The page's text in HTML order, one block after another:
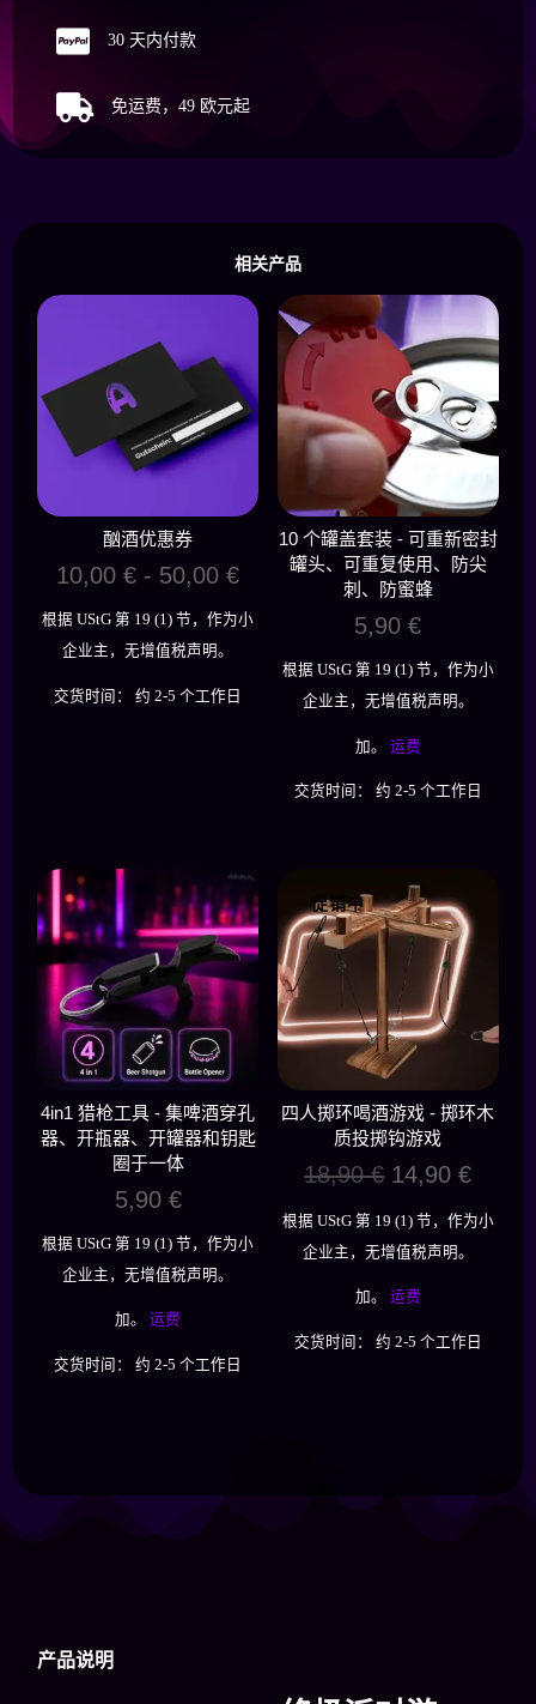
tower
数 30 天内付款
 免运费，49 欧元起
相关产品
酗酒优惠券
10,00€ - 50,00€
根据 UStG 第 19 (1) 节，作为小
企业主，无增值税声明。
交货时间：约 2-5 个工作日
10 个罐盖套装 - 可重新密封
罐头、可重复使用、防尖
刺、防蜜蜂
5,90€
根据 UStG 第 19 (1) 节，作为小
企业主，无增值税声明。
加。 运费
交货时间： 约 2-5 个工作日
4in1 猎枪工具 - 集啤酒穿孔
器、开瓶器、开罐器和钥匙
圈于一体
5,90 €
根据 UStG 第 19 (1) 节，作为小
企业主，无增值税声明。
加。运费
交货时间：约 2-5 个工作日
促销中
四人掷环喝酒游戏 - 掷环木
质投掷钩游戏
18,90€ 原
为：
18,90 €。
14,90€当
价
14,90
根据 UStG 第 19 (1) 节，作为小
企业主，无增值税声明。
加。 运费
交货时间： 约 2-5 个工作日
产品说明